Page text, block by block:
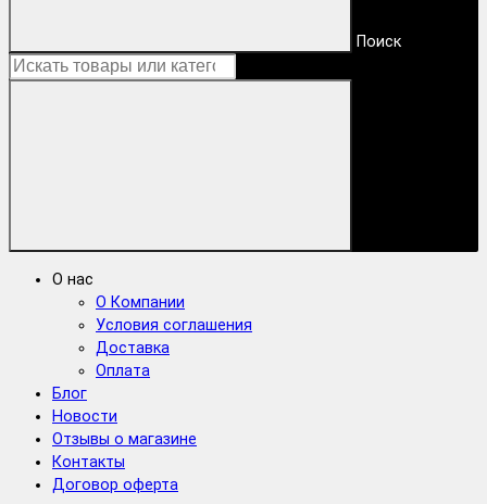
Поиск
О нас
О Компании
Условия соглашения
Доставка
Оплата
Блог
Новости
Отзывы о магазине
Контакты
Договор оферта